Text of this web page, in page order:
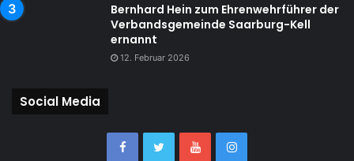
Bernhard Hein zum Ehrenwehrführer der
Verbandsgemeinde Saarburg-Kell
ernannt
12. Februar 2026
Social Media